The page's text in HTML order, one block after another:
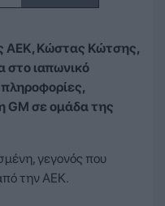
ΑΕΚ, Κώστας Κώτσης,
στο ιαπωνικό
GM σε ομάδα της
γεγονός που
την ΑΕΚ.